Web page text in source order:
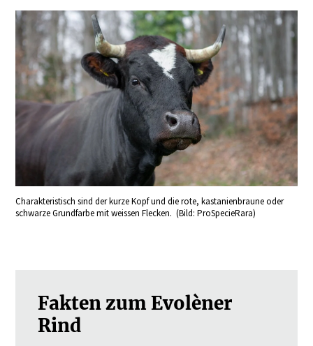
Charakteristisch sind der kurze Kopf und die rote, kastanienbraune oder
schwarze Grundfarbe mit weissen Flecken. (Bild: ProSpecieRara)
Fakten zum Evolèner
Rind